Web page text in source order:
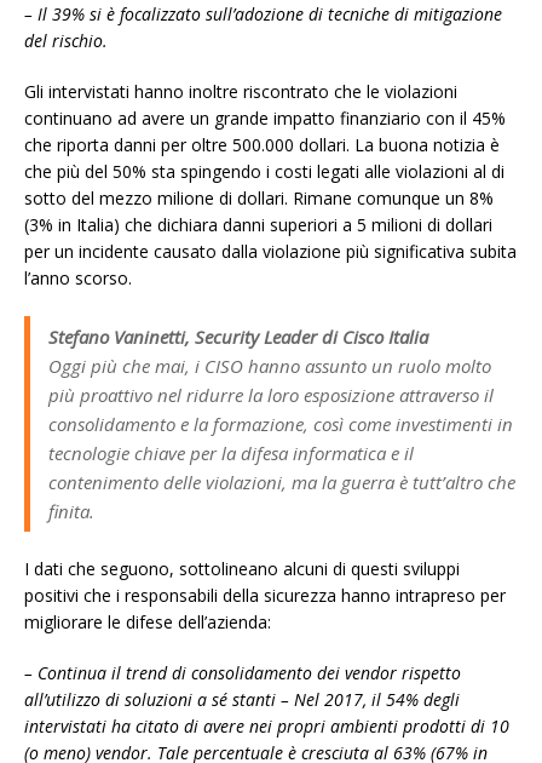
– Il 39% si è focalizzato sull’adozione di tecniche di mitigazione
del rischio.
Gli intervistati hanno inoltre riscontrato che le violazioni
continuano ad avere un grande impatto finanziario con il 45%
che riporta danni per oltre 500.000 dollari. La buona notizia è
che più del 50% sta spingendo i costi legati alle violazioni al di
sotto del mezzo milione di dollari. Rimane comunque un 8%
(3% in Italia) che dichiara danni superiori a 5 milioni di dollari
per un incidente causato dalla violazione più significativa subita
l’anno scorso.
Stefano Vaninetti, Security Leader di Cisco Italia
Oggi più che mai, i CISO hanno assunto un ruolo molto
più proattivo nel ridurre la loro esposizione attraverso il
consolidamento e la formazione, così come investimenti in
tecnologie chiave per la difesa informatica e il
contenimento delle violazioni, ma la guerra è tutt’altro che
finita.
I dati che seguono, sottolineano alcuni di questi sviluppi
positivi che i responsabili della sicurezza hanno intrapreso per
migliorare le difese dell’azienda:
– Continua il trend di consolidamento dei vendor rispetto
all’utilizzo di soluzioni a sé stanti – Nel 2017, il 54% degli
intervistati ha citato di avere nei propri ambienti prodotti di 10
(o meno) vendor. Tale percentuale è cresciuta al 63% (67% in